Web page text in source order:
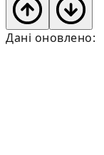
Дані оновлено: